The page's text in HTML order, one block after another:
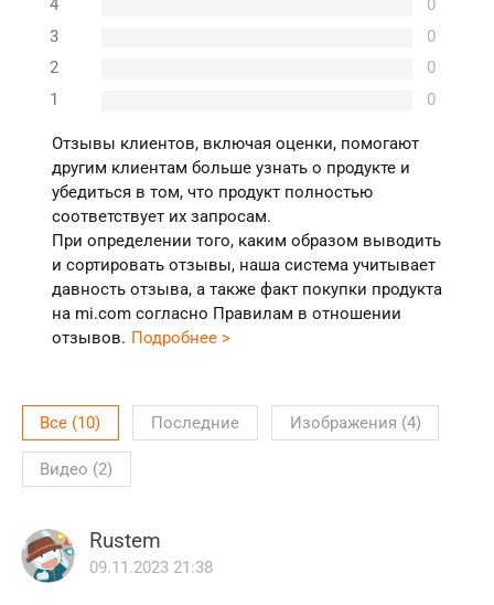
4
0
3
0
2
0
1
0
Отзывы клиентов, включая оценки, помогают
другим клиентам больше узнать о продукте и
убедиться в том, что продукт полностью
соответствует их запросам.
При определении того, каким образом выводить
и сортировать отзывы, наша система учитывает
давность отзыва, а также факт покупки продукта
на mi.com согласно Правилам в отношении
отзывов. Подробнее >
Все (10) Последние Изображения (4)
Видео (2)
Rustem
09.11.2023 21:38